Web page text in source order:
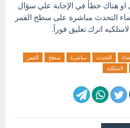
او هناك خطأ في الإجابة علي سؤال
التحدث مباشرة على سطح القمر
اترك تعليق فورآ.
التحدث مباشرة سطح
القمر
لاسلكيه